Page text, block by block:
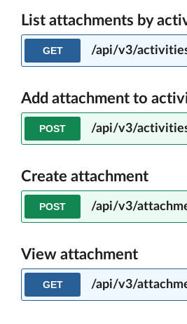
List attachments by
GET /api/v3/
Add attachment to
POST /api/v3/
Create attachment
POST /api/v3/
View attachment
GET /api/v3/